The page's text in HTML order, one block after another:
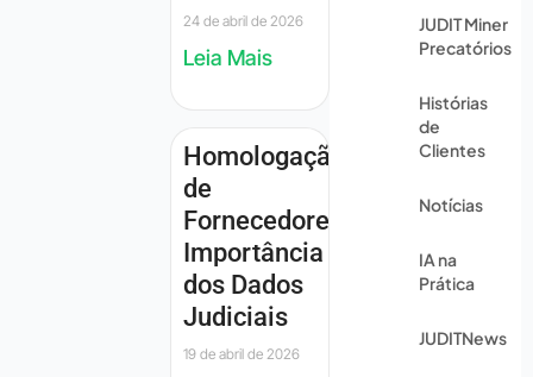
24 de abril de 2026
Leia Mais
Homologação
de
Fornecedores:
Importância
dos Dados
Judiciais
19 de abril de 2026
JUDIT Miner
Precatórios
Histórias
de
Clientes
Notícias
IA na
Prática
JUDITNews